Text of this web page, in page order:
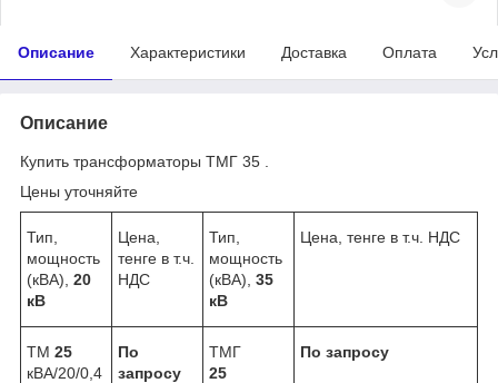
Описание Характеристики Доставка Оплата
Описание
Купить трансформаторы ТМГ 35 .
Цены уточняйте
Тип,
мощность
(кВА), 20
кВ
Цена,
тенге в т.ч.
НДС
Тип,
мощность
(кВА), 35
кВ
Цена, тенге в т.ч. НДС
ТМ 25
кВА/20/0,4
По
запросу
ТМГ
25
По запросу